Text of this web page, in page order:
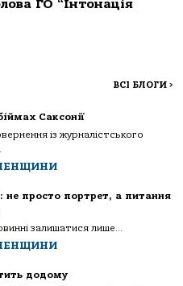
ГО “Інтонація
ВСІ БЛОГИ >
Саксонії
із журналістського
не просто портрет, а питання
залишатися лише...
додому